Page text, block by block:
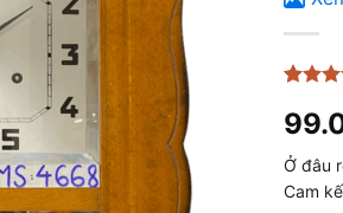
dựa
đánh giá
Ở đâu
Cam